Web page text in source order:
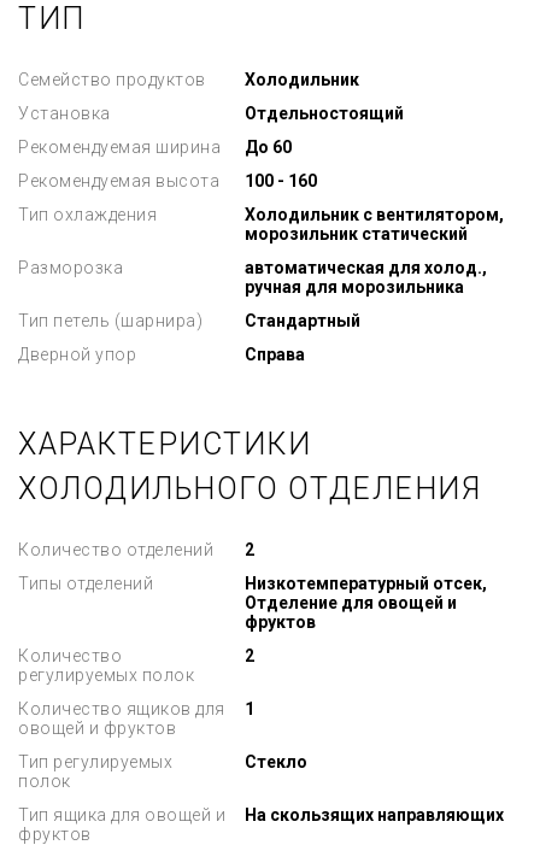
ТИП
Семейство продуктов
Холодильник
Установка
Отдельностоящий
Рекомендуемая ширина
До 60
Рекомендуемая высота
100 - 160
Тип охлаждения
Холодильник с вентилятором,
морозильник статический
Разморозка
автоматическая для холод.,
ручная для морозильника
Тип петель (шарнира)
Стандартный
Дверной упор
Справа
ХАРАКТЕРИСТИКИ
ХОЛОДИЛЬНОГО ОТДЕЛЕНИЯ
Количество отделений
2
Типы отделений
Низкотемпературный отсек,
Отделение для овощей и
фруктов
Количество
регулируемых полок
2
Количество ящиков для
овощей и фруктов
1
Тип регулируемых
полок
Стекло
Тип ящика для овощей и
фруктов
На скользящих направляющих